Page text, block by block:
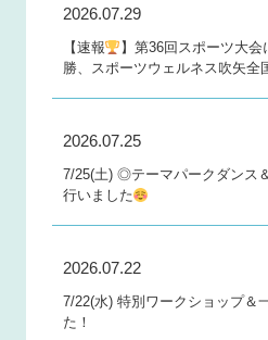
2026.07.29
【速報
】第36回スポーツ大
勝、スポーツウェルネス吹矢全
2026.07.25
7/25(土) ◎テーマパークダンス
行いました
2026.07.22
7/22(水) 特別ワークショップ＆
た！